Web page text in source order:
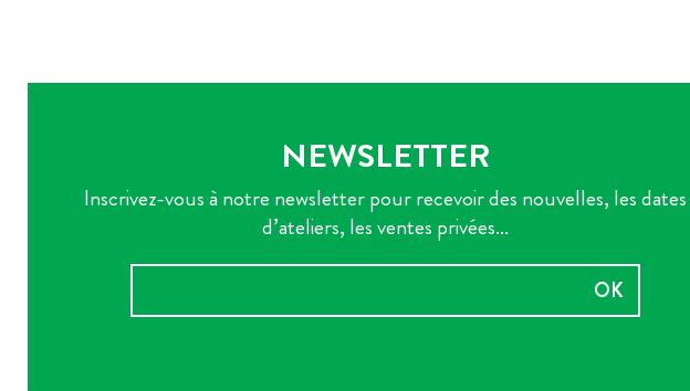
NEWSLETTER
Inscrivez-vous à notre newsletter pour recevoir des nouvelles, les dates
d’ateliers, les ventes privées...
OK